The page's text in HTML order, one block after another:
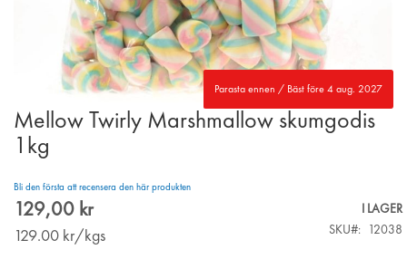
Parasta ennen / Bäst före 4 aug. 2027
Skip
to
the
of
the
gallery
Mellow Twirly Marshmallow skumgodis
1kg
Bli den första att recensera den här produkten
129,00 kr
129.00 kr/kgs
I LAGER
SKU
12038